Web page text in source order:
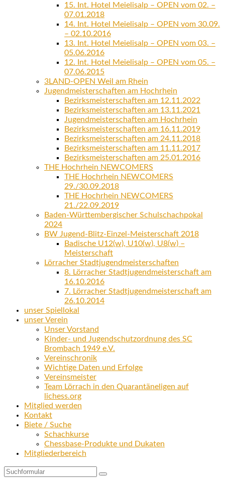
15. Int. Hotel Meielisalp – OPEN vom 02. –
07.01.2018
14. Int. Hotel Meielisalp – OPEN vom 30.09.
– 02.10.2016
13. Int. Hotel Meielisalp – OPEN vom 03. –
05.06.2016
12. Int. Hotel Meielisalp – OPEN vom 05. –
07.06.2015
3LAND-OPEN Weil am Rhein
Jugendmeisterschaften am Hochrhein
Bezirksmeisterschaften am 12.11.2022
Bezirksmeisterschaften am 13.11.2021
Jugendmeisterschaften am Hochrhein
Bezirksmeisterschaften am 16.11.2019
Bezirksmeisterschaften am 24.11.2018
Bezirksmeisterschaften am 11.11.2017
Bezirksmeisterschaften am 25.01.2016
THE Hochrhein NEWCOMERS
THE Hochrhein NEWCOMERS
29./30.09.2018
THE Hochrhein NEWCOMERS
21./22.09.2019
Baden-Württembergischer Schulschachpokal
2024
BW Jugend-Blitz-Einzel-Meisterschaft 2018
Badische U12(w), U10(w), U8(w) –
Meisterschaft
Lörracher Stadtjugendmeisterschaften
8. Lörracher Stadtjugendmeisterschaft am
16.10.2016
7. Lörracher Stadtjugendmeisterschaft am
26.10.2014
unser Spiellokal
unser Verein
Unser Vorstand
Kinder- und Jugendschutzordnung des SC
Brombach 1949 e.V.
Vereinschronik
Wichtige Daten und Erfolge
Vereinsmeister
Team Lörrach in den Quarantäneligen auf
lichess.org
Mitglied werden
Kontakt
Biete / Suche
Schachkurse
Chessbase-Produkte und Dukaten
Mitgliederbereich
Suchen